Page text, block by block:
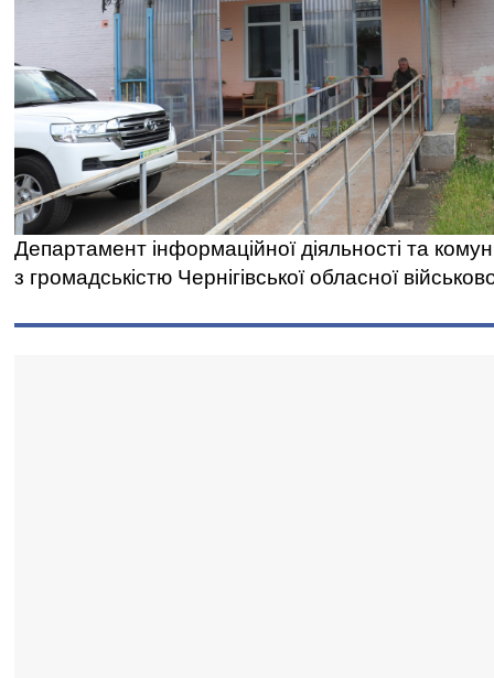
Департамент інформаційної діяльності та
з громадськістю Чернігівської обласної